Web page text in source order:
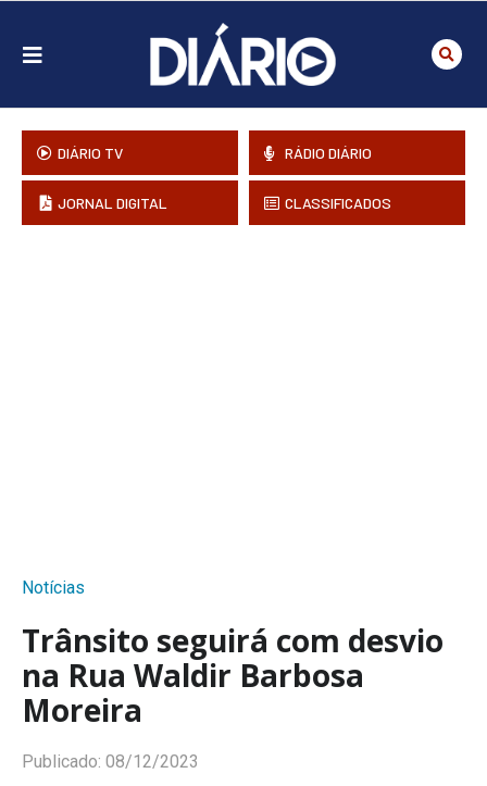
DIÁRIO TV RÁDIO DIÁRIO
JORNAL DIGITAL CLASSIFICADOS
Notícias
Trânsito seguirá com desvio
na Rua Waldir Barbosa
Moreira
Publicado: 08/12/2023